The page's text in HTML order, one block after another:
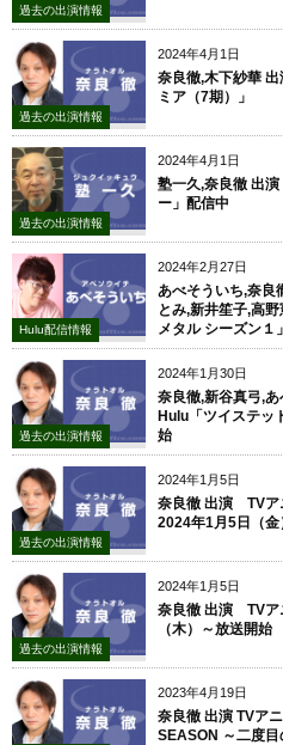
過去の出演情報
2024年4月1日
過去の出演情報
奈良徹,木下紗華
ミア（7期）」
2024年4月1日
過去の出演情報
塾一久,奈良徹 出
ー」配信中
2024年2月27日
Hulu配信情報
あべそういち,奈良
とみ,新井笙子,高
メタル シーズン１
2024年1月30日
過去の出演情報
奈良徹,新谷真弓,
Hulu「ツイステッ
始
2024年1月5日
過去の出演情報
奈良徹 出演 TVア
2024年1月5日（金
2024年1月5日
過去の出演情報
奈良徹 出演 TVア
（木）～放送開始
2023年4月19日
奈良徹 出演 TVア
SEASON ～二度目